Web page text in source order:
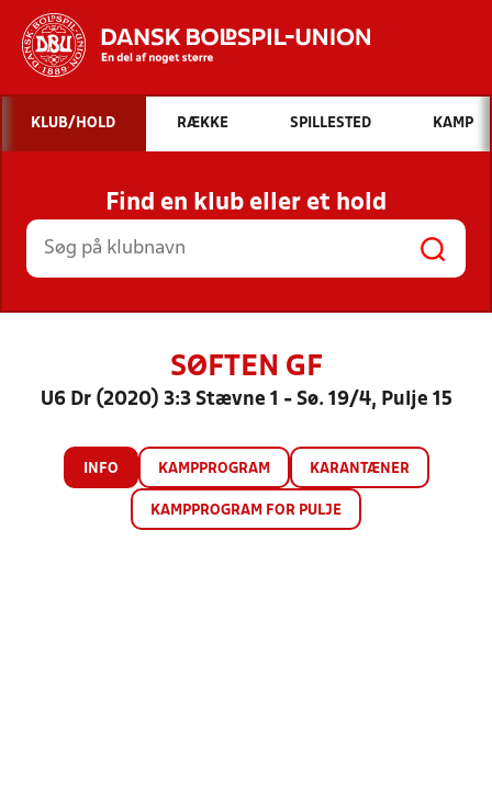
Hvad vil du søge efter?
INDHOLD OG NYHEDER
STILLINGER, RESULTATER, KLUBBER OG
HOLD
KLUB/HOLD RÆKKE SPILLESTED KAMP
Find en klub eller et hold
SØFTEN GF
U6 Dr (2020) 3:3 Stævne 1 - Sø. 19/4, Pulje 15
INFO KAMPPROGRAM KARANTÆNER
KAMPPROGRAM FOR PULJE